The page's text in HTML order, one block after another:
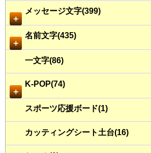
＋
メッセージ文字(399)
＋
名前文字(435)
一文字(86)
＋
K-POP(74)
スポーツ応援ボード(1)
カッティングシート土台(16)